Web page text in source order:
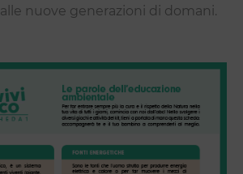
alle nuove generazioni di domani.